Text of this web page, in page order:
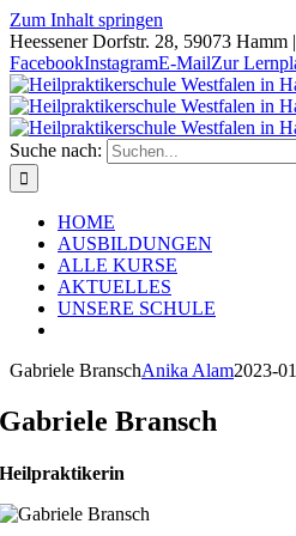
Zum Inhalt springen
Heessener Dorfstr. 28, 59073
FacebookInstagramE-MailZur
Suche nach:
HOME
AUSBILDUNGEN
ALLE KURSE
AKTUELLES
UNSERE SCHULE
Gabriele BranschAnika Alam2023-
Gabriele Bransch
Heilpraktikerin